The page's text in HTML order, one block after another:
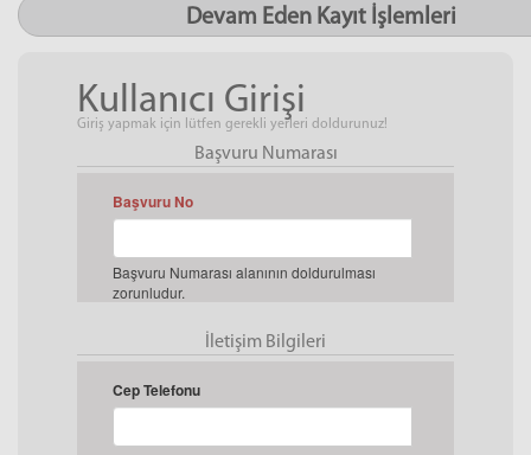
Devam Eden Kayıt İşlemleri
Kullanıcı Girişi
Giriş yapmak için lütfen gerekli yerleri doldurunuz!
Başvuru Numarası
Başvuru No
Başvuru Numarası alanının doldurulması
zorunludur.
İletişim Bilgileri
Cep Telefonu